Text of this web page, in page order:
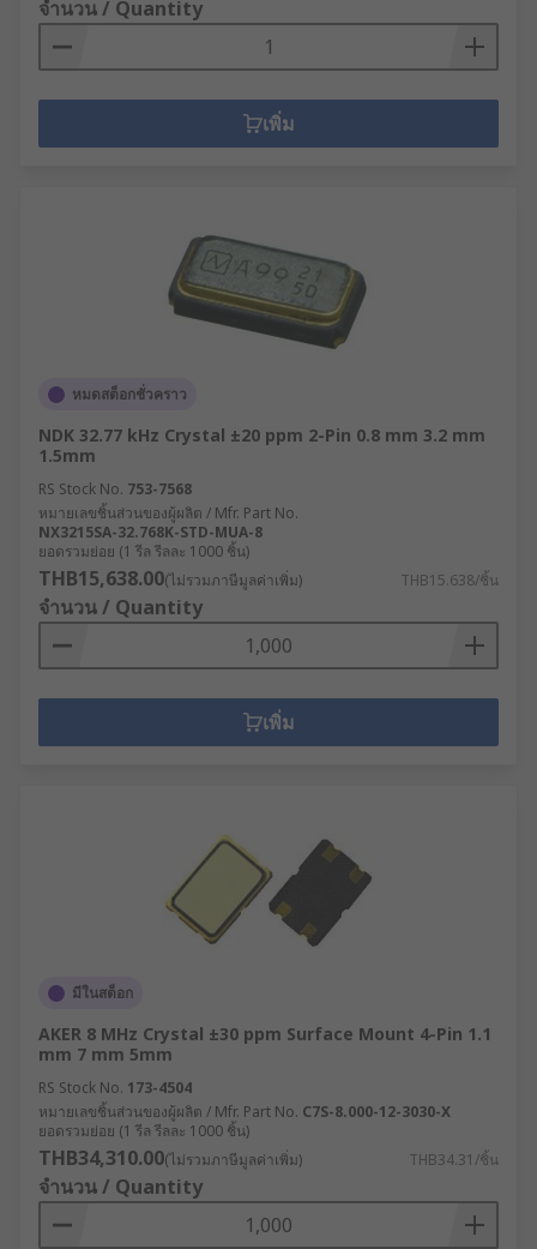
จำนวน / Quantity
เพิ่ม
หมดสต็อกชั่วคราว
NDK 32.77 kHz Crystal ±20 ppm 2-Pin 0.8 mm 3.2 mm
1.5mm
RS Stock No. 753-7568
หมายเลขชิ้นส่วนของผู้ผลิต / Mfr. Part No.
NX3215SA-32.768K-STD-MUA-8
ยอดรวมย่อย (1 รีล รีลละ 1000 ชิ้น)
THB15,638.00(ไม่รวมภาษีมูลค่าเพิ่ม) THB15.638/ชิ้น
จำนวน / Quantity
เพิ่ม
มีในสต็อก
AKER 8 MHz Crystal ±30 ppm Surface Mount 4-Pin 1.1
mm 7 mm 5mm
RS Stock No. 173-4504
หมายเลขชิ้นส่วนของผู้ผลิต / Mfr. Part No. C7S-8.000-12-3030-X
ยอดรวมย่อย (1 รีล รีลละ 1000 ชิ้น)
THB34,310.00(ไม่รวมภาษีมูลค่าเพิ่ม) THB34.31/ชิ้น
จำนวน / Quantity